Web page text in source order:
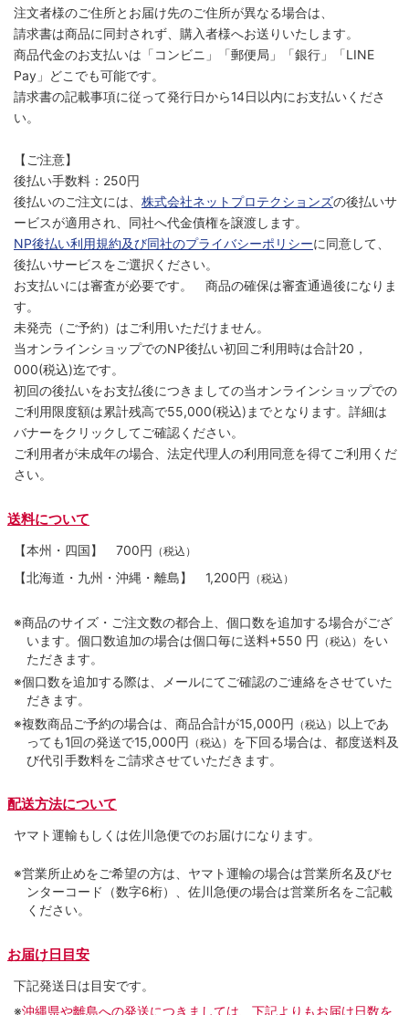
注文者様のご住所とお届け先のご住所が異なる場合は、
請求書は商品に同封されず、購入者様へお送りいたします。
商品代金のお支払いは「コンビニ」「郵便局」「銀行」「LINE
Pay」どこでも可能です。
請求書の記載事項に従って発行日から14日以内にお支払いくださ
い。
【ご注意】
後払い手数料：250円
後払いのご注文には、 株式会社ネットプロテクションズの後払いサ
ービスが適用され、同社へ代金債権を譲渡します。
NP後払い利用規約及び同社のプライバシーポリシーに同意して、
後払いサービスをご選択ください。
お支払いには審査が必要です。 商品の確保は審査通過後になりま
す。
未発売（ご予約）はご利用いただけません。
当オンラインショップでのNP後払い初回ご利用時は合計20，
000(税込)迄です。
初回の後払いをお支払後につきましての当オンラインショップでの
ご利用限度額は累計残高で55,000(税込)までとなります。詳細は
バナーをクリックしてご確認ください。
ご利用者が未成年の場合、法定代理人の利用同意を得てご利用くだ
さい。
送料について
【本州・四国】 700円 （税込）
【北海道・九州・沖縄・離島】 1,200円 （税込）
※商品のサイズ・ご注文数の都合上、個口数を追加する場合がござ
います。個口数追加の場合は個口毎に送料+550 円 （税込） をい
ただきます。
※個口数を追加する際は、メールにてご確認のご連絡をさせていた
だきます。
※複数商品ご予約の場合は、商品合計が15,000円 （税込） 以上であ
っても1回の発送で15,000円 （税込） を下回る場合は、都度送料及
び代引手数料をご請求させていただきます。
配送方法について
ヤマト運輸もしくは佐川急便でのお届けになります。
※営業所止めをご希望の方は、ヤマト運輸の場合は営業所名及びセ
ンターコード（数字6桁）、佐川急便の場合は営業所名をご記載
ください。
お届け日目安
下記発送日は目安です。
※沖縄県や離島への発送につきましては、下記よりもお届け日数を